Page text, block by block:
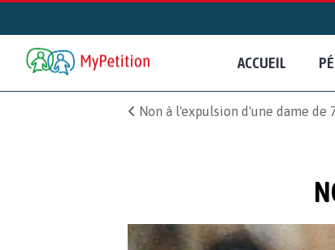
ACCUEIL
Non à l'expulsion d'une dame de